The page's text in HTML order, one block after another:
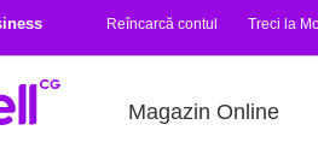
Reîncarcă contul Treci la
Magazin Online